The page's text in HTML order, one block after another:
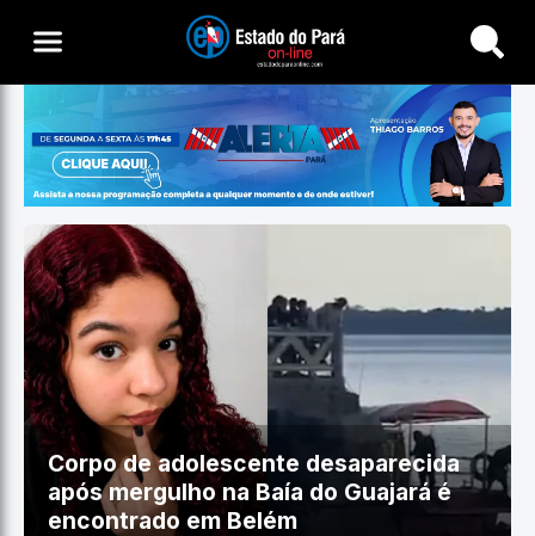
Buscar
Corpo de adolescente desaparecida
após mergulho na Baía do Guajará é
encontrado em Belém